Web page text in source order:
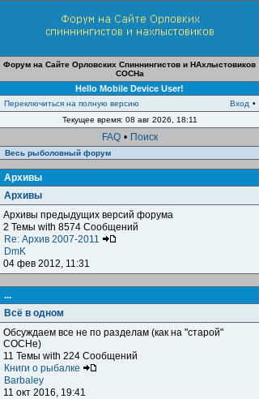
Форум на Сайте Орловских Спиннингистов и НАхлыстовиков
СОСНа
Hello Mobile Device User!
Переключиться на полную версию Вход •
Текущее время: 08 авг 2026, 18:11
FAQ • Поиск
Весь рыболовный форум
Архивы
Архивы
Архивы предыдущих версий форума
2 Темы with 8574 Сообщений
Re: Архив 2007-2011
DmK
04 фев 2012, 11:31
...
Всё в одном
Обсуждаем все не по разделам (как на "старой"
СОСНе)
11 Темы with 224 Сообщений
Книги о рыбалке
Barbaley
11 окт 2016, 19:41